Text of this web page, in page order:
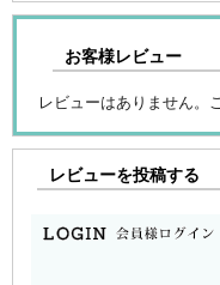
お客様レビュー
レビューはありません。
レビューを投稿する